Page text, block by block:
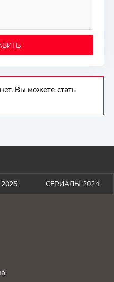
Вы можете стать
СЕРИАЛЫ 2024